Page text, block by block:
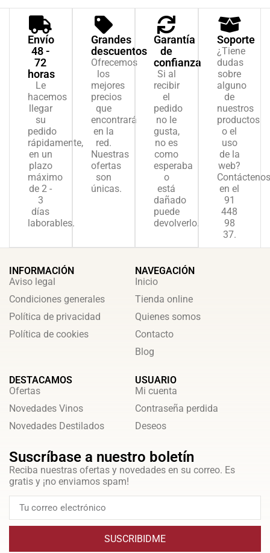
Envío
48 -
72
horas
Le
hacemos
llegar
su
pedido
rápidamente,
en un
plazo
máximo
de 2 -
3
días
laborables.
Grandes
descuentos
Ofrecemos
los
mejores
precios
que
encontrará
en la
red.
Nuestras
ofertas
son
únicas.
Garantía
de
confianza
Si al
recibir
el
pedido
no le
gusta,
no es
como
esperaba
o
está
dañado
puede
devolverlo.
Soporte
¿Tiene
dudas
sobre
alguno
de
nuestros
productos
o el
uso
de la
web?
Contáctenos
en el
91
448
98
37.
INFORMACIÓN
Aviso legal
Condiciones generales
Política de privacidad
Política de cookies
NAVEGACIÓN
Inicio
Tienda online
Quienes somos
Contacto
Blog
DESTACAMOS
Ofertas
Novedades Vinos
Novedades Destilados
USUARIO
Mi cuenta
Contraseña perdida
Deseos
Suscríbase a nuestro boletín
Reciba nuestras ofertas y novedades en su correo. Es
gratis y ¡no enviamos spam!
SUSCRIBIDME